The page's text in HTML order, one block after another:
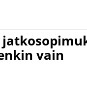
vain